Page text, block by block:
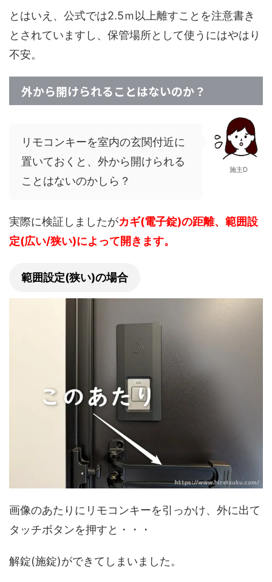
とはいえ、公式では2.5ｍ以上離すことを注意書き
とされていますし、保管場所として使うにはやはり
不安。
外から開けられることはないのか？
リモコンキーを室内の玄関付近に
置いておくと、外から開けられる
ことはないのかしら？
施主D
実際に検証しましたがカギ(電子錠)の距離、範囲設
定(広い/狭い)によって開きます。
範囲設定(狭い)の場合
画像のあたりにリモコンキーを引っかけ、外に出て
タッチボタンを押すと・・・
解錠(施錠)ができてしまいました。